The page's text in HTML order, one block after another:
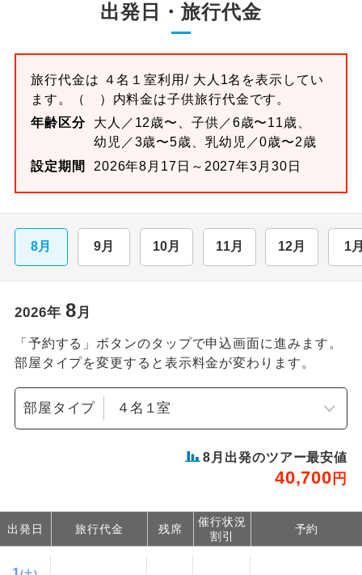
出発日・旅行代金
旅行代金は ４名１室利用/ 大人1名を表示してい
ます。
（ ）内料金は子供旅行代金です。
年齢区分
大人／12歳〜、子供／6歳〜11歳、
幼児／3歳〜5歳、乳幼児／0歳〜2歳
設定期間
2026年8月17日～2027年3月30日
8月 9月 10月 11月 12月 1
2026年 8月
「予約する」ボタンのタップで申込画面に進みます。
部屋タイプを変更すると表示料金が変わります。
部屋タイプ
8 月出発のツアー最安値
40,700 円
出発日 旅行代金 残席
催行状況
割引
予約